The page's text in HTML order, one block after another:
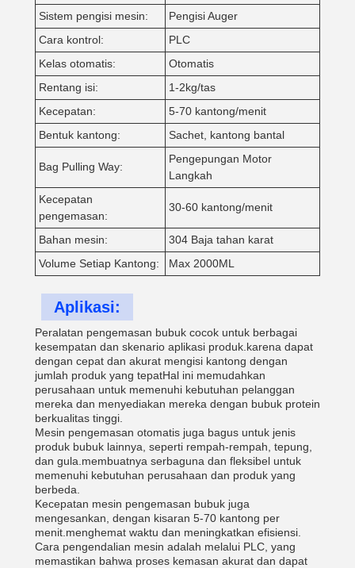
Sistem pengisi mesin:
Pengisi Auger
Cara kontrol:
PLC
Kelas otomatis:
Otomatis
Rentang isi:
1-2kg/tas
Kecepatan:
5-70 kantong/menit
Bentuk kantong:
Sachet, kantong bantal
Bag Pulling Way:
Pengepungan Motor
Langkah
Kecepatan
pengemasan:
30-60 kantong/menit
Bahan mesin:
304 Baja tahan karat
Volume Setiap Kantong:
Max 2000ML
Aplikasi:
Peralatan pengemasan bubuk cocok untuk berbagai
kesempatan dan skenario aplikasi produk.karena dapat
dengan cepat dan akurat mengisi kantong dengan
jumlah produk yang tepatHal ini memudahkan
perusahaan untuk memenuhi kebutuhan pelanggan
mereka dan menyediakan mereka dengan bubuk protein
berkualitas tinggi.
Mesin pengemasan otomatis juga bagus untuk jenis
produk bubuk lainnya, seperti rempah-rempah, tepung,
dan gula.membuatnya serbaguna dan fleksibel untuk
memenuhi kebutuhan perusahaan dan produk yang
berbeda.
Kecepatan mesin pengemasan bubuk juga
mengesankan, dengan kisaran 5-70 kantong per
menit.menghemat waktu dan meningkatkan efisiensi.
Cara pengendalian mesin adalah melalui PLC, yang
memastikan bahwa proses kemasan akurat dan dapat